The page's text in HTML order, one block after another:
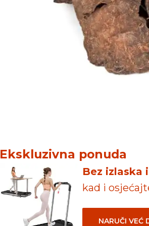
Ekskluzivna ponuda
Bez izlaska
kad i
NARUČI VEĆ